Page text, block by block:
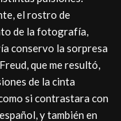
el rostro de
de la fotografía,
conservo la sorpresa
que me resultó,
de la cinta
si contrastara con
y también en